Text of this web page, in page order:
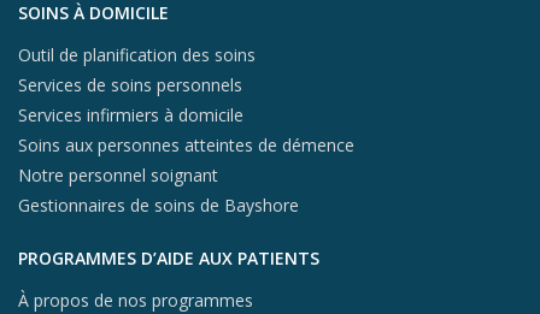
Aller au contenu du pied de page
SOINS À DOMICILE
Outil de planification des soins
Services de soins personnels
Services infirmiers à domicile
Soins aux personnes atteintes de démence
Notre personnel soignant
Gestionnaires de soins de Bayshore
PROGRAMMES D’AIDE AUX PATIENTS
À propos de nos programmes